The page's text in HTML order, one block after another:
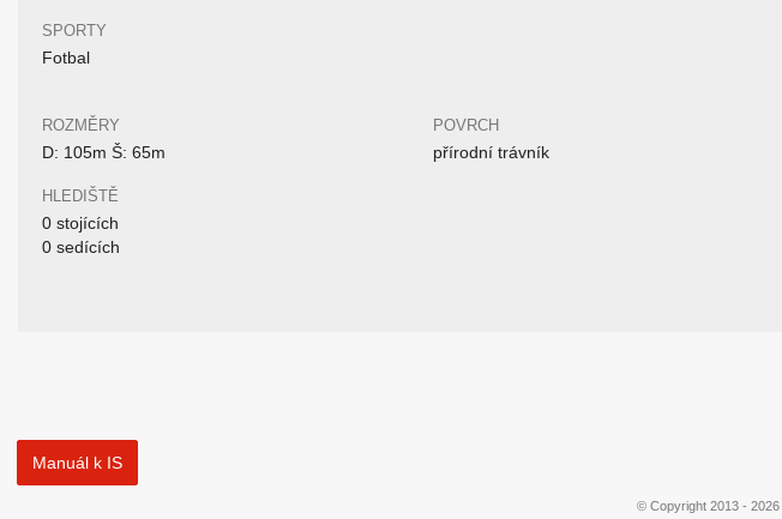
SPORTY
Fotbal
ROZMĚRY
D: 105m Š: 65m
HLEDIŠTĚ
0 stojících
0 sedících
POVRCH
přírodní trávník
Manuál k IS
© Copyright 2013 - 2026